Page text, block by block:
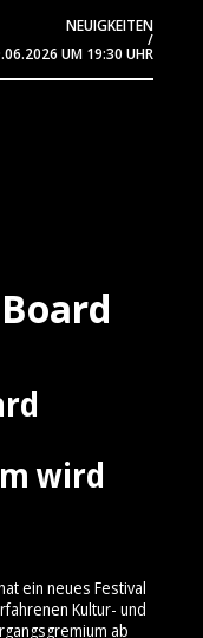
NEUIGKEITEN
/
UM 19:30 UHR
wird
ein neues Festival
Kultur- und
ab